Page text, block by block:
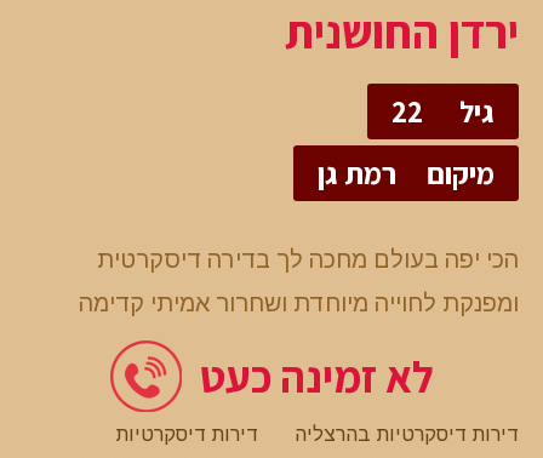
ירדן החושנית
גיל
22
מיקום
רמת גן
הכי יפה בעולם מחכה לך בדירה דיסקרטית
ומפנקת לחוייה מיוחדת ושחרור אמיתי קדימה
לא זמינה כעט
דירות דיסקרטיות בהרצליה
דירות דיסקרטיות